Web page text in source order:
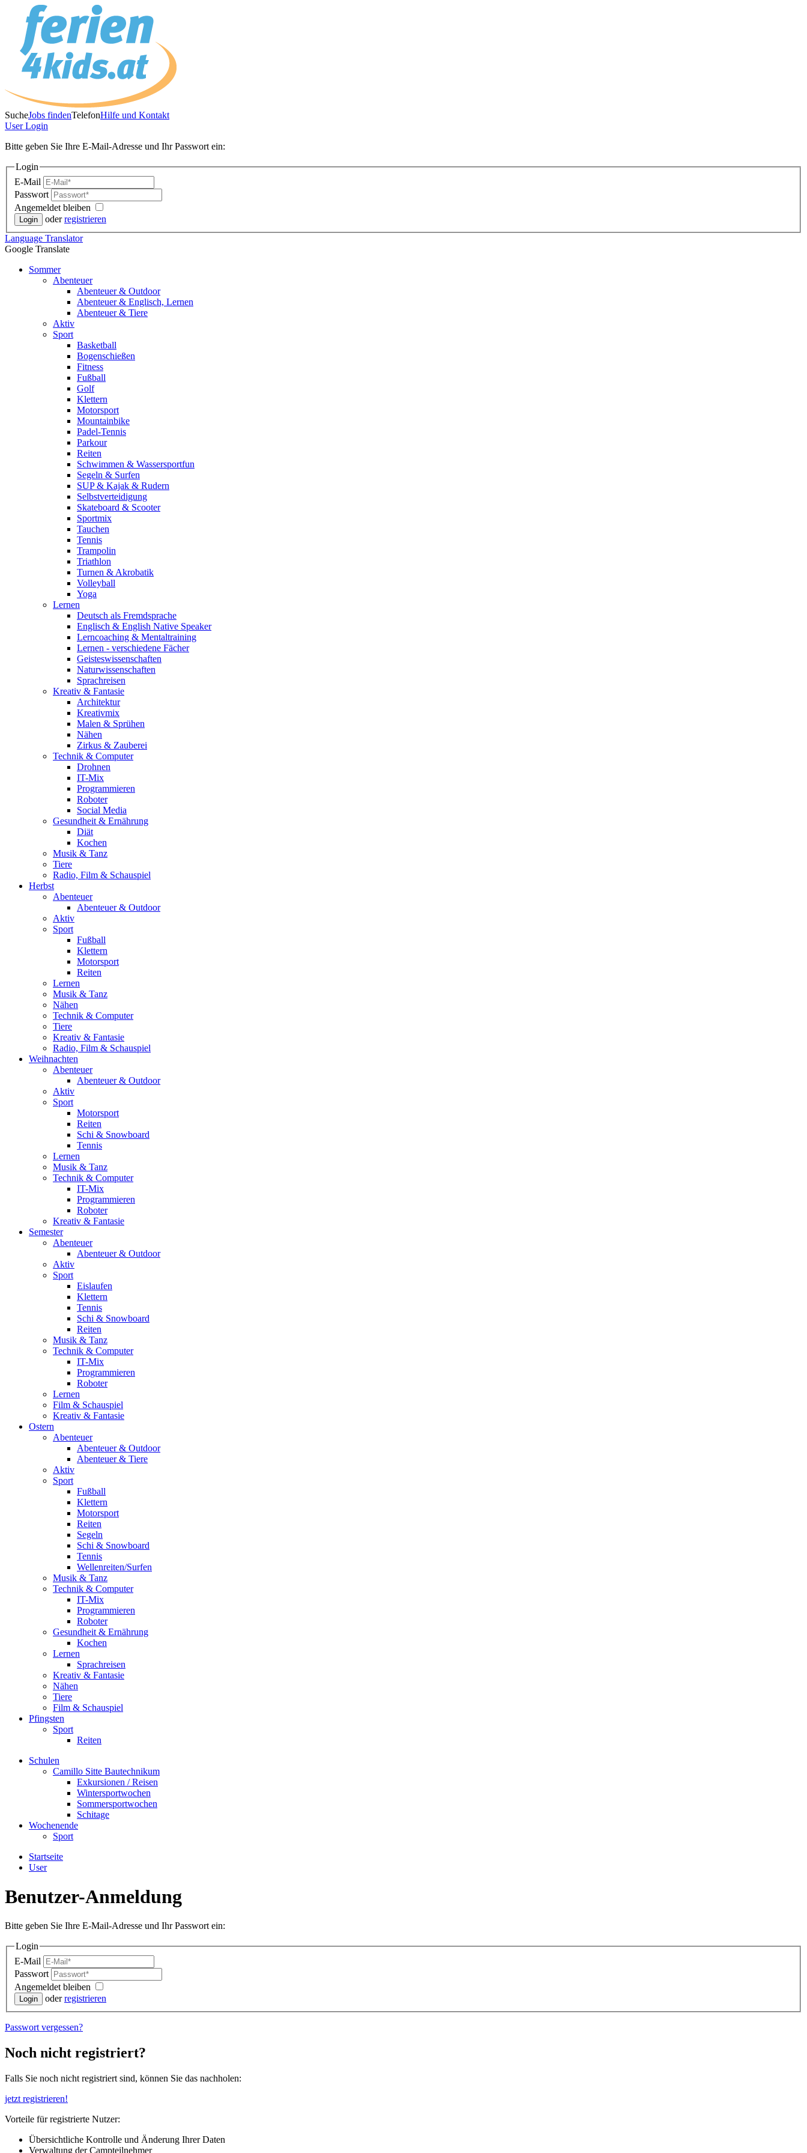
SucheJobs findenTelefonHilfe und Kontakt
UserLogin
Bitte geben Sie Ihre E-Mail-Adresse und Ihr Passwort ein:
Login
E-Mail
Passwort
Angemeldet bleiben
oderregistrieren
Language Translator
Google Translate
Sommer
Abenteuer
Abenteuer & Outdoor
Abenteuer & Englisch, Lernen
Abenteuer & Tiere
Aktiv
Sport
Basketball
Bogenschießen
Fitness
Fußball
Golf
Klettern
Motorsport
Mountainbike
Padel-Tennis
Parkour
Reiten
Schwimmen & Wassersportfun
Segeln & Surfen
SUP & Kajak & Rudern
Selbstverteidigung
Skateboard & Scooter
Sportmix
Tauchen
Tennis
Trampolin
Triathlon
Turnen & Akrobatik
Volleyball
Yoga
Lernen
Deutsch als Fremdsprache
Englisch & English Native Speaker
Lerncoaching & Mentaltraining
Lernen - verschiedene Fächer
Geisteswissenschaften
Naturwissenschaften
Sprachreisen
Kreativ & Fantasie
Architektur
Kreativmix
Malen & Sprühen
Nähen
Zirkus & Zauberei
Technik & Computer
Drohnen
IT-Mix
Programmieren
Roboter
Social Media
Gesundheit & Ernährung
Diät
Kochen
Musik & Tanz
Tiere
Radio, Film & Schauspiel
Herbst
Abenteuer
Abenteuer & Outdoor
Aktiv
Sport
Fußball
Klettern
Motorsport
Reiten
Lernen
Musik & Tanz
Nähen
Technik & Computer
Tiere
Kreativ & Fantasie
Radio, Film & Schauspiel
Weihnachten
Abenteuer
Abenteuer & Outdoor
Aktiv
Sport
Motorsport
Reiten
Schi & Snowboard
Tennis
Lernen
Musik & Tanz
Technik & Computer
IT-Mix
Programmieren
Roboter
Kreativ & Fantasie
Semester
Abenteuer
Abenteuer & Outdoor
Aktiv
Sport
Eislaufen
Klettern
Tennis
Schi & Snowboard
Reiten
Musik & Tanz
Technik & Computer
IT-Mix
Programmieren
Roboter
Lernen
Film & Schauspiel
Kreativ & Fantasie
Ostern
Abenteuer
Abenteuer & Outdoor
Abenteuer & Tiere
Aktiv
Sport
Fußball
Klettern
Motorsport
Reiten
Segeln
Schi & Snowboard
Tennis
Wellenreiten/Surfen
Musik & Tanz
Technik & Computer
IT-Mix
Programmieren
Roboter
Gesundheit & Ernährung
Kochen
Lernen
Sprachreisen
Kreativ & Fantasie
Nähen
Tiere
Film & Schauspiel
Pfingsten
Sport
Reiten
Schulen
Camillo Sitte Bautechnikum
Exkursionen / Reisen
Wintersportwochen
Sommersportwochen
Schitage
Wochenende
Sport
Startseite
User
Benutzer-Anmeldung
Bitte geben Sie Ihre E-Mail-Adresse und Ihr Passwort ein:
Login
E-Mail
Passwort
Angemeldet bleiben
oderregistrieren
Passwort vergessen?
Noch nicht registriert?
Falls Sie noch nicht registriert sind, können Sie das nachholen:
jetzt registrieren!
Vorteile für registrierte Nutzer:
Übersichtliche Kontrolle und Änderung Ihrer Daten
Verwaltung der Campteilnehmer